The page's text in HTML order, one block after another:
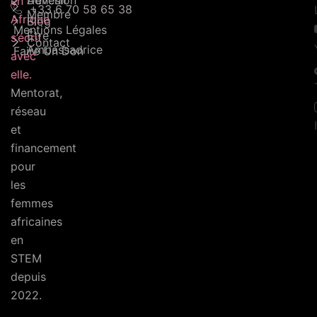
Afrique
s’écrit
avec
elle.
Mentorat,
réseau
et
financement
pour
les
femmes
africaines
en
STEM
depuis
2022.
Blog
Contact
Membre
Être
Ambassadrice
+33 6 70 58 65 38
Mentions Légales
Faire Un Don